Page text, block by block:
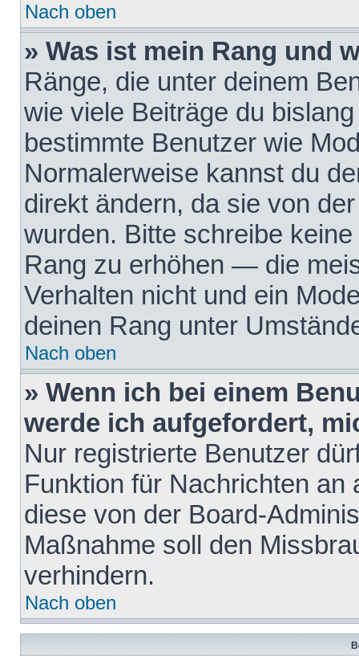
Nach oben
» Was ist mein Rang und
Ränge, die unter deinem
wie viele Beiträge du
bestimmte Benutzer wie
Normalerweise kannst du
direkt ändern, da sie von
wurden. Bitte schreibe
Rang zu erhöhen — die
Verhalten nicht und ein
deinen Rang unter
Nach oben
» Wenn ich bei einem
werde ich aufgefordert,
Nur registrierte Benutzer
Funktion für Nachrichten
diese von der Board-
Maßnahme soll den
verhindern.
Nach oben